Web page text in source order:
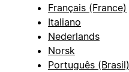
Français (France)
Italiano
Nederlands
Norsk
Português (Brasil)